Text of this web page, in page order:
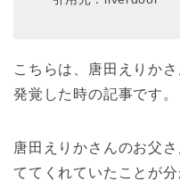
こちらは、唐田えりか
発覚した時の記事です。
唐田えりかさんのお父
ててくれていたことが分